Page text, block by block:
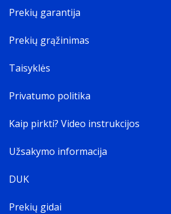
Prekių garantija
Prekių grąžinimas
Taisyklės
Privatumo politika
Kaip pirkti? Video instrukcijos
Užsakymo informacija
DUK
Prekių gidai